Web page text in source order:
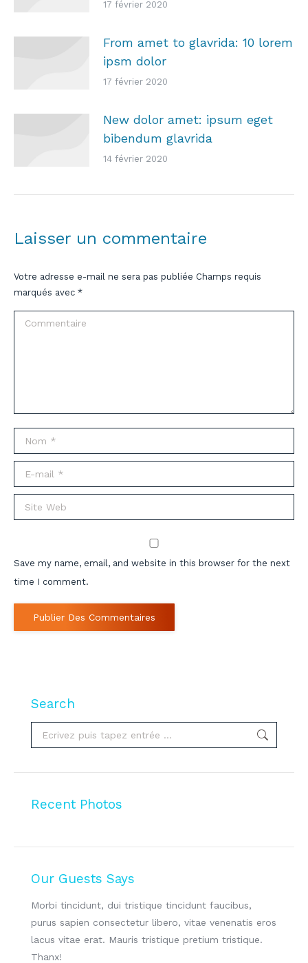
17 février 2020
From amet to glavrida: 10 lorem
ipsm dolor
17 février 2020
New dolor amet: ipsum eget
bibendum glavrida
14 février 2020
Laisser un commentaire
Votre adresse e-mail ne sera pas publiée Champs requis
marqués avec *
Commentaire
Nom *
E-mail *
Site Web
Save my name, email, and website in this browser for the next
time I comment.
Publier Des Commentaires
Search
Search:
Recent Photos
Our Guests Says
Morbi tincidunt, dui tristique tincidunt faucibus,
purus sapien consectetur libero, vitae venenatis eros
lacus vitae erat. Mauris tristique pretium tristique.
Thanx!